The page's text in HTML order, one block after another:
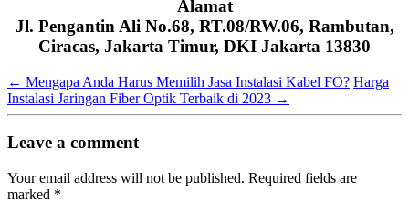
Alamat
Jl. Pengantin Ali No.68, RT.08/RW.06, Rambutan,
Ciracas, Jakarta Timur, DKI Jakarta 13830
← Mengapa Anda Harus Memilih Jasa Instalasi Kabel FO? Harga
Instalasi Jaringan Fiber Optik Terbaik di 2023 →
Leave a comment
Your email address will not be published. Required fields are
marked *